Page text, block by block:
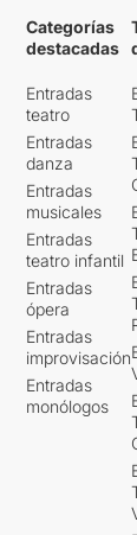
Categorías
destacadas
Entradas
teatro
Entradas
danza
Entradas
musicales
Entradas
teatro infantil
Entradas
ópera
Entradas
improvisación
Entradas
monólogos